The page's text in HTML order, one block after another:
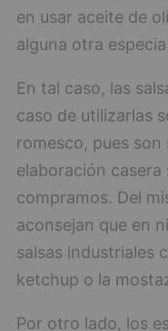
en usar aceite de
alguna otra
En tal caso, las
caso de utilizarlas
romesco, pues son
elaboración casera
compramos. Del
aconsejan que en
salsas industriales
ketchup o la
Por otro lado, los